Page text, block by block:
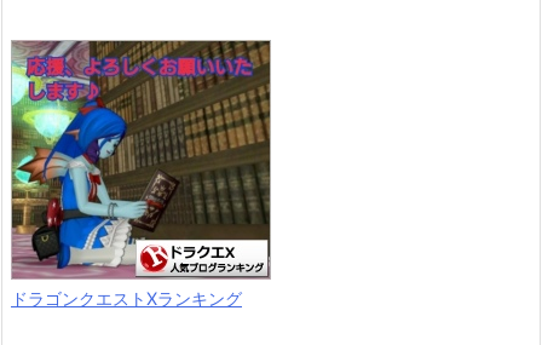
ドラゴンクエストXランキング